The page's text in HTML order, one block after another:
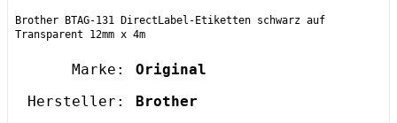
Brother BTAG-131 DirectLabel-Etiketten schwarz auf
Transparent 12mm x 4m
Marke:
Original
Hersteller:
Brother